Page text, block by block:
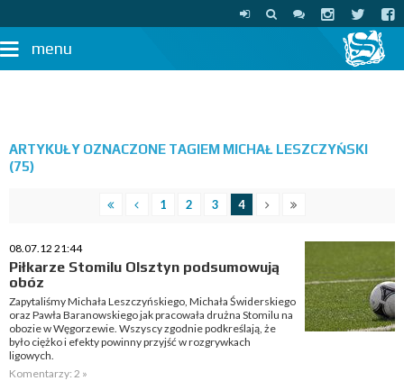
menu
ARTYKUŁY OZNACZONE TAGIEM MICHAŁ LESZCZYŃSKI
(75)
1 2 3 4
08.07.12 21:44
Piłkarze Stomilu Olsztyn podsumowują
obóz
Zapytaliśmy Michała Leszczyńskiego, Michała Świderskiego
oraz Pawła Baranowskiego jak pracowała drużna Stomilu na
obozie w Węgorzewie. Wszyscy zgodnie podkreślają, że
było ciężko i efekty powinny przyjść w rozgrywkach
ligowych.
Komentarzy: 2 »